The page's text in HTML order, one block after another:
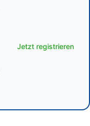
Jetzt registrieren